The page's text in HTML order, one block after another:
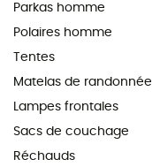
Parkas homme
Polaires homme
Tentes
Matelas de randonnée
Lampes frontales
Sacs de couchage
Réchauds